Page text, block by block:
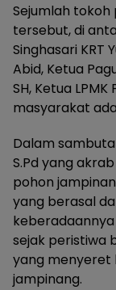
Sejumlah
tersebut, di
Singhasari KRT
Abid, Ketua
SH, Ketua
masyarakat
Dalam
S.Pd yang
pohon
yang berasal
sejak peristiwa
yang menyeret
jampinang.